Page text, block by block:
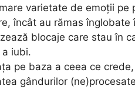
varietate de emoții
încât au rămas
blocaje care stau în
iubi.
pe baza a ceea ce
gândurilor